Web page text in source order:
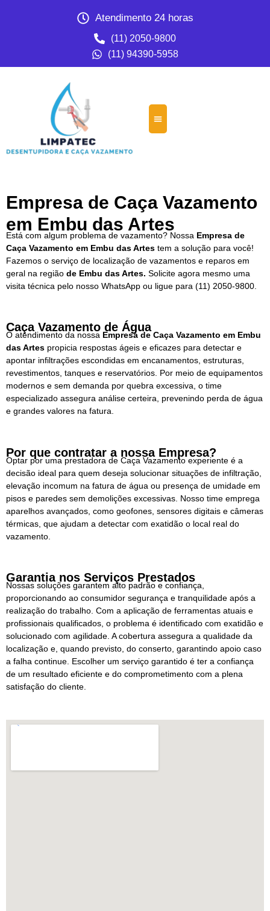
Atendimento 24 horas
(11) 2050-9800
(11) 94390-5958
Empresa de Caça Vazamento
em Embu das Artes
Está com algum problema de vazamento? Nossa Empresa de
Caça Vazamento em Embu das Artes tem a solução para você!
Fazemos o serviço de localização de vazamentos e reparos em
geral na região de Embu das Artes. Solicite agora mesmo uma
visita técnica pelo nosso WhatsApp ou ligue para (11) 2050-9800.
Caça Vazamento de Água
O atendimento da nossa Empresa de Caça Vazamento em Embu
das Artes propicia respostas ágeis e eficazes para detectar e
apontar infiltrações escondidas em encanamentos, estruturas,
revestimentos, tanques e reservatórios. Por meio de equipamentos
modernos e sem demanda por quebra excessiva, o time
especializado assegura análise certeira, prevenindo perda de água
e grandes valores na fatura.
Por que contratar a nossa Empresa?
Optar por uma prestadora de Caça Vazamento experiente é a
decisão ideal para quem deseja solucionar situações de infiltração,
elevação incomum na fatura de água ou presença de umidade em
pisos e paredes sem demolições excessivas. Nosso time emprega
aparelhos avançados, como geofones, sensores digitais e câmeras
térmicas, que ajudam a detectar com exatidão o local real do
vazamento.
Garantia nos Serviços Prestados
Nossas soluções garantem alto padrão e confiança,
proporcionando ao consumidor segurança e tranquilidade após a
realização do trabalho. Com a aplicação de ferramentas atuais e
profissionais qualificados, o problema é identificado com exatidão e
solucionado com agilidade. A cobertura assegura a qualidade da
localização e, quando previsto, do conserto, garantindo apoio caso
a falha continue. Escolher um serviço garantido é ter a confiança
de um resultado eficiente e do comprometimento com a plena
satisfação do cliente.